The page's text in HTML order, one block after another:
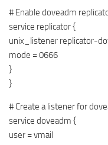
# Enable doveadm
service replicator {
unix_listener replicator-
mode = 0666
}
}
# Create a listener for
service doveadm {
user = vmail